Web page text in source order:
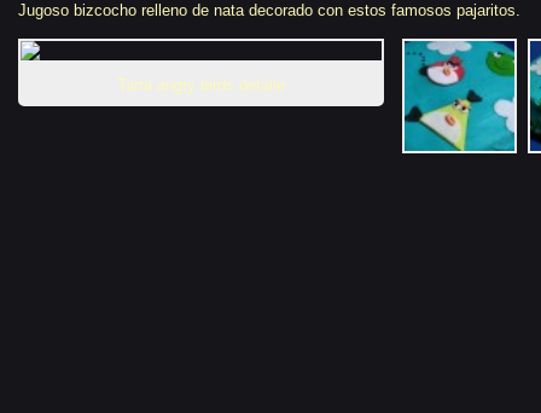
Jugoso bizcocho relleno de nata decorado con estos famosos pajaritos.
Tarta angry birds detalle